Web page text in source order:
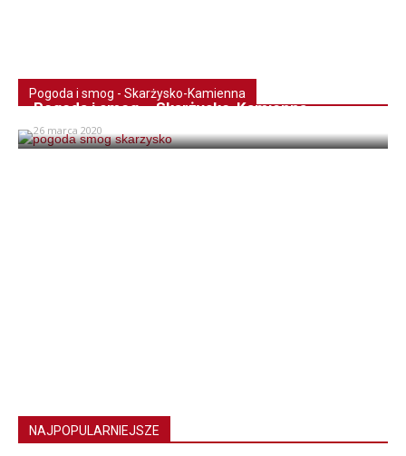
Pogoda i smog - Skarżysko-Kamienna
Pogoda i smog – Skarżysko-Kamienna
26 marca 2020
NAJPOPULARNIEJSZE